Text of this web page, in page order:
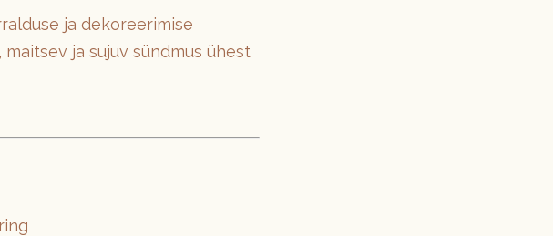
ja dekoreerimise
ja sujuv sündmus ühest